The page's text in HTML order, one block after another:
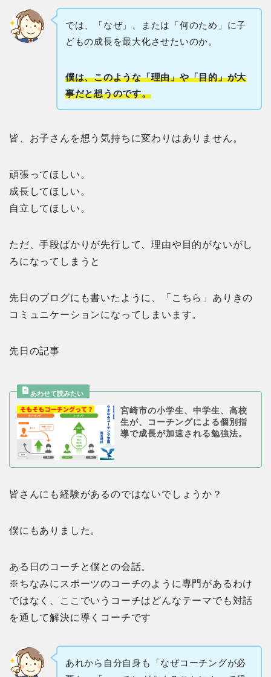
では、「なぜ」、または「何のため」に子
どもの成長を最大化させたいのか。
僕は、このような「理由」や「目的」が大
事だと想うのです。
皆、お子さんを想う気持ちに変わりはありません。
頑張ってほしい。
成長してほしい。
自立してほしい。
ただ、手段ばかりが先行して、理由や目的がないがし
ろになってしまうと
先日のブログにも書いたように、「こちら」ありきの
コミュニケーションになってしまいます。
先日の記事
宮崎市の小学生、中学生、高校
生が、コーチングによる個別指
導で成長が加速される勉強法。
皆さんにも経験があるのではないでしょうか？
僕にもありました。
ある日のコーチと僕との会話。
※ちなみにスポーツのコーチのように専門があるわけ
ではなく、ここでいうコーチはどんなテーマでも対話
を通して解決に導くコーチです
あれから自分自身も「なぜコーチングが必